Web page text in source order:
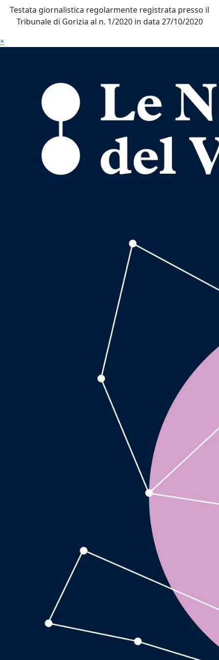
Testata giornalistica regolarmente registrata presso il
Tribunale di Gorizia al n. 1/2020 in data 27/10/2020
×